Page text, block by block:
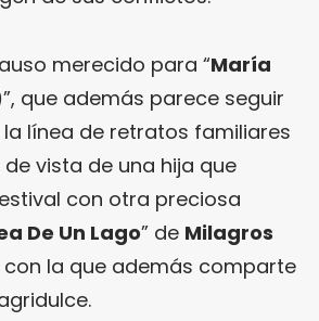
merecido para “María
”, que además parece seguir
línea de retratos familiares
vista de una hija que
con otra preciosa
De Un Lago” de Milagros
con la que además comparte